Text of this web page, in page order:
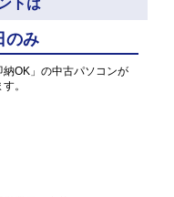
トは
のみ
OK」の中古パソコンが
。